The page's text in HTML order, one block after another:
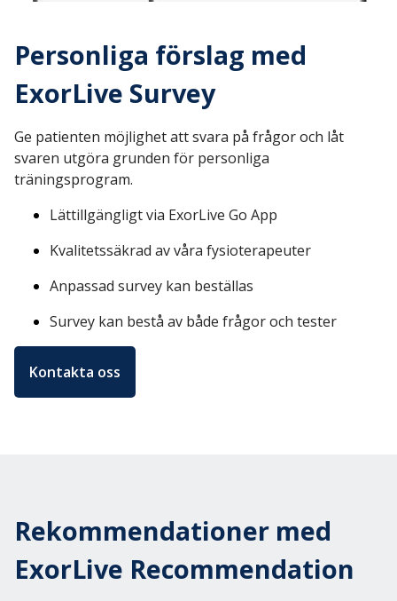
Personliga förslag med
ExorLive Survey
Ge patienten möjlighet att svara på frågor och låt
svaren utgöra grunden för personliga
träningsprogram.
Lättillgängligt via ExorLive Go App
Kvalitetssäkrad av våra fysioterapeuter
Anpassad survey kan beställas
Survey kan bestå av både frågor och tester
Kontakta oss
Rekommendationer med
ExorLive Recommendation